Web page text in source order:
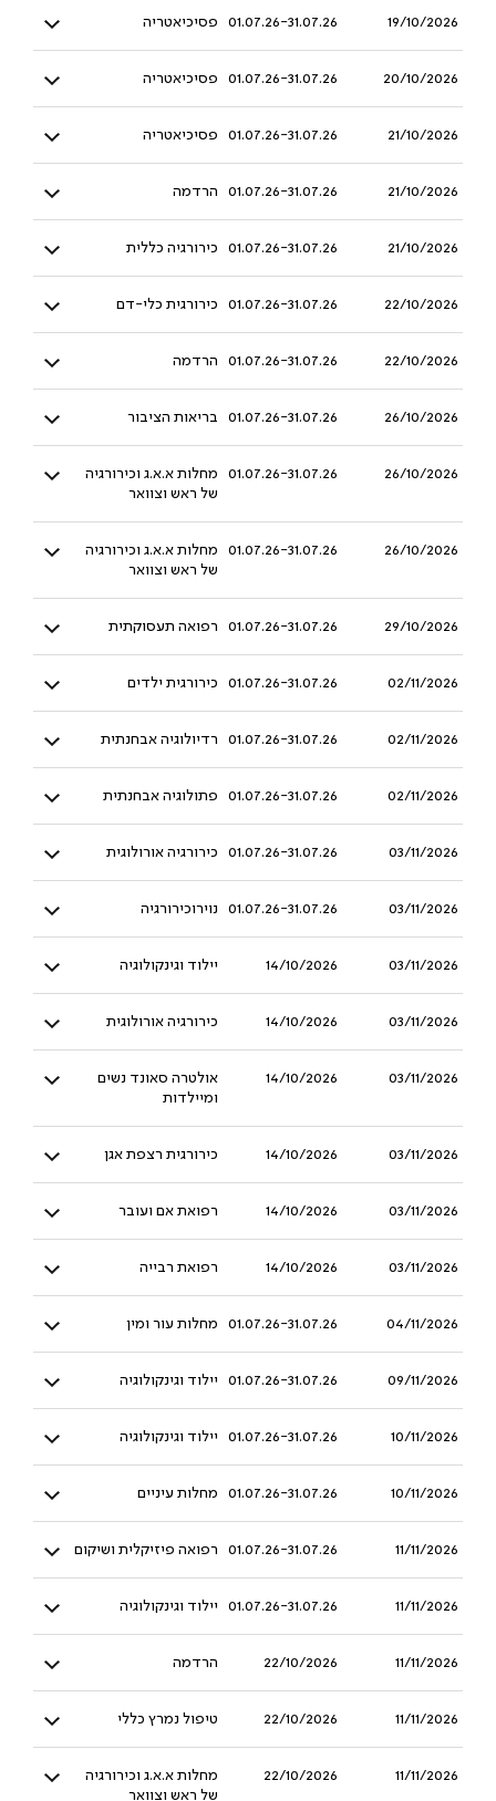
19/10/2026
01.07.26-31.07.26 פסיכיאטריה
20/10/2026
01.07.26-31.07.26 פסיכיאטריה
21/10/2026
01.07.26-31.07.26 פסיכיאטריה
21/10/2026
01.07.26-31.07.26 הרדמה
21/10/2026
01.07.26-31.07.26 כירורגיה כללית
22/10/2026
01.07.26-31.07.26 כירורגית כלי-דם
22/10/2026
01.07.26-31.07.26 הרדמה
26/10/2026
01.07.26-31.07.26 בריאות הציבור
26/10/2026
01.07.26-31.07.26
מחלות א.א.ג וכירורגיה
של ראש וצוואר
26/10/2026
01.07.26-31.07.26
מחלות א.א.ג וכירורגיה
של ראש וצוואר
29/10/2026
01.07.26-31.07.26 רפואה תעסוקתית
02/11/2026
01.07.26-31.07.26 כירורגית ילדים
02/11/2026
01.07.26-31.07.26 רדיולוגיה אבחנתית
02/11/2026
01.07.26-31.07.26 פתולוגיה אבחנתית
03/11/2026
01.07.26-31.07.26 כירורגיה אורולוגית
03/11/2026
01.07.26-31.07.26 נוירוכירורגיה
03/11/2026
14/10/2026 יילוד וגינקולוגיה
03/11/2026
14/10/2026 כירורגיה אורולוגית
03/11/2026
14/10/2026
אולטרה סאונד נשים
ומיילדות
03/11/2026
14/10/2026 כירורגית רצפת אגן
03/11/2026
14/10/2026 רפואת אם ועובר
03/11/2026
14/10/2026 רפואת רבייה
04/11/2026
01.07.26-31.07.26 מחלות עור ומין
09/11/2026
01.07.26-31.07.26 יילוד וגינקולוגיה
10/11/2026
01.07.26-31.07.26 יילוד וגינקולוגיה
10/11/2026
01.07.26-31.07.26 מחלות עיניים
11/11/2026
01.07.26-31.07.26 רפואה פיזיקלית ושיקום
11/11/2026
01.07.26-31.07.26 יילוד וגינקולוגיה
11/11/2026
22/10/2026 הרדמה
11/11/2026
22/10/2026 טיפול נמרץ כללי
11/11/2026
22/10/2026
מחלות א.א.ג וכירורגיה
של ראש וצוואר